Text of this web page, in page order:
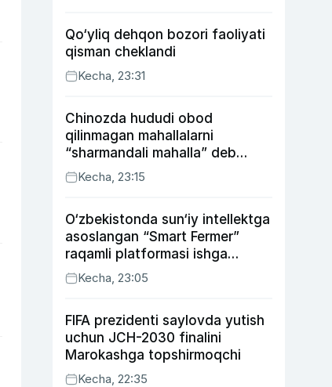
Qo‘yliq dehqon bozori faoliyati
qisman cheklandi
Kecha, 23:31
Chinozda hududi obod
qilinmagan mahallalarni
“sharmandali mahalla” deb
belgilash boshlandi
Kecha, 23:15
O‘zbekistonda sun‘iy intellektga
asoslangan “Smart Fermer”
raqamli platformasi ishga
tushiriladi
Kecha, 23:05
FIFA prezidenti saylovda yutish
uchun JCH-2030 finalini
Marokashga topshirmoqchi
Kecha, 22:35